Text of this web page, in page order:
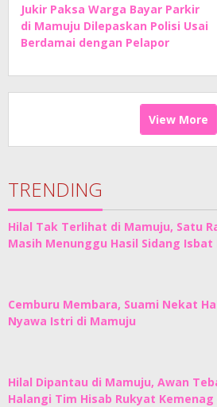
Jukir Paksa Warga Bayar Parkir
di Mamuju Dilepaskan Polisi Usai
Berdamai dengan Pelapor
View More
TRENDING
Hilal Tak Terlihat di Mamuju, Satu
Masih Menunggu Hasil Sidang Isbat
Cemburu Membara, Suami Nekat
Nyawa Istri di Mamuju
Hilal Dipantau di Mamuju, Awan
Halangi Tim Hisab Rukyat Kemenag